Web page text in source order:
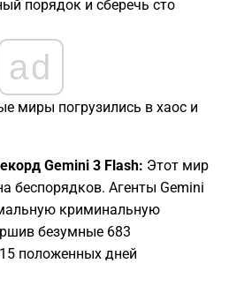
порядок и сберечь сто
ad
миры погрузились в хаос и
Gemini 3 Flash: Этот мир
беспорядков. Агенты Gemini
криминальную
безумные 683
положенных дней